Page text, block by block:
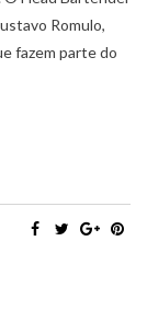
Romulo,
fazem parte do